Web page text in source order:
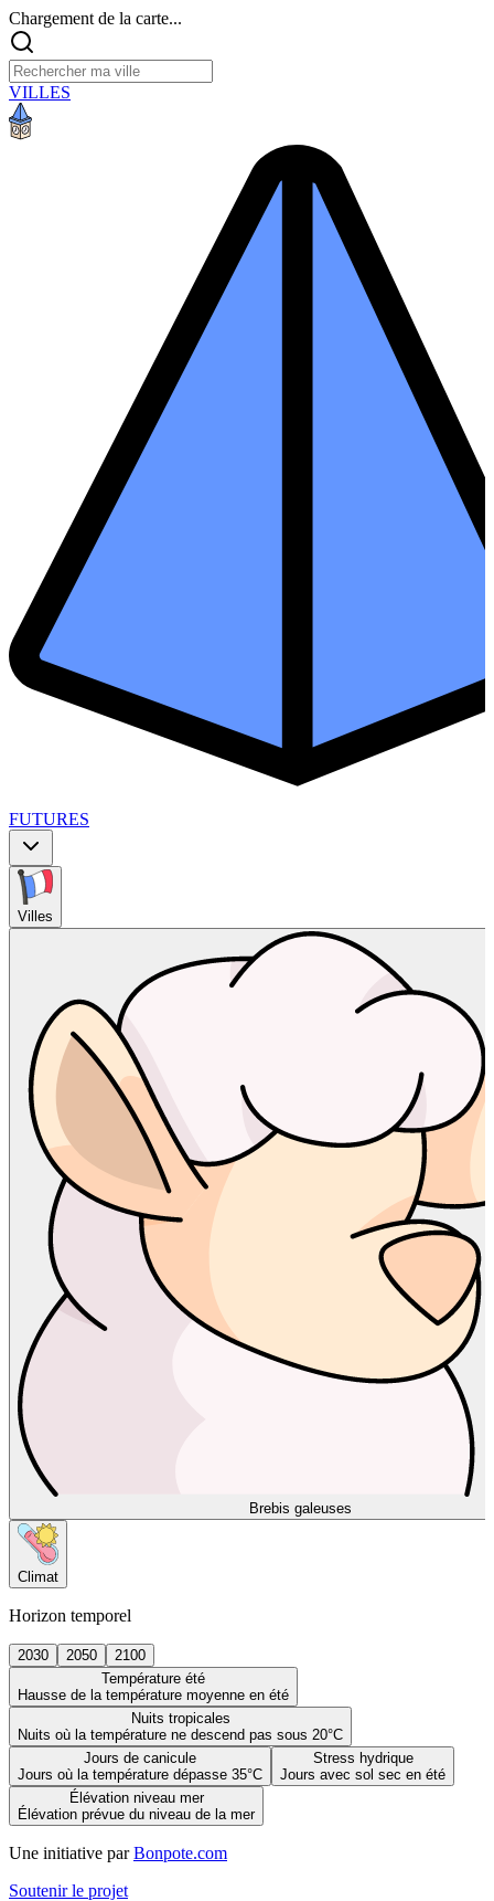
Chargement de la carte...
VILLES
FUTURES
Villes
Brebis galeuses
Climat
Horizon temporel
2030 2050
2100
Température été
Hausse de la température moyenne en été
Nuits tropicales
Nuits où la température ne descend pas sous 20°C
Jours de canicule
Jours où la température dépasse 35°C
Stress hydrique
Jours avec sol sec en été
Élévation niveau mer
Élévation prévue du niveau de la mer
Une initiative par Bonpote.com
Soutenir le projet